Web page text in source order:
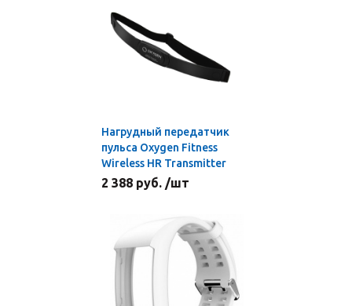
Нагрудный передатчик
пульса Oxygen Fitness
Wireless HR Transmitter
2 388 руб. /шт